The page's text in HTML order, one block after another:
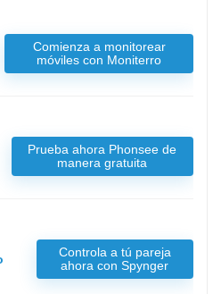
Comienza a monitorear
móviles con Moniterro
Prueba ahora Phonsee de
manera gratuita
Controla a tú pareja
ahora con Spynger